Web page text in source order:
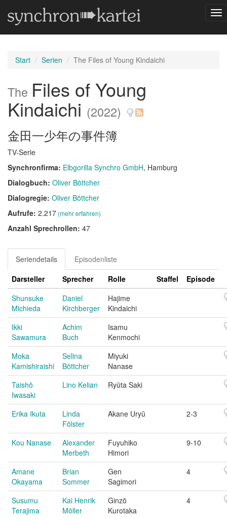
Start Serien The Files of Young Kindaichi
The Files of Young
Kindaichi (2022)
金田一少年の事件簿
TV-Serie
Synchronfirma: Elbgorilla Synchro GmbH, Hamburg
Dialogbuch: Oliver Böttcher
Dialogregie: Oliver Böttcher
Aufrufe: 2.217(mehr erfahren)
Anzahl Sprechrollen: 47
Seriendetails
Episodenliste
Darsteller
Sprecher Rolle Staffel
Episode
Shunsuke
Michieda
Daniel
Kirchberger
Hajime
Kindaichi
Ikki
Sawamura
Achim
Buch
Isamu
Kenmochi
Moka
Kamishiraishi
Selina
Böttcher
Miyuki
Nanase
Taishō
Iwasaki
Lino Kelian Ryūta Saki
Erika Ikuta
Linda
Fölster
Akane Uryū 2-3
Kou Nanase
Alexander
Merbeth
Fuyuhiko
Himori
9-10
Amane
Okayama
Brian
Sommer
Gen
Sagimori
4
Susumu
Terajima
Kai Henrik
Möller
Ginzō
Kurotaka
4